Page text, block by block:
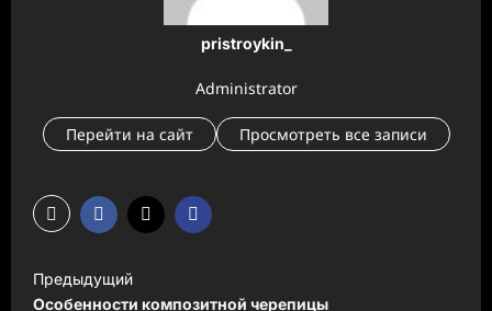
pristroykin_
Administrator
Перейти на сайт Просмотреть все записи
а
Предыдущий
Особенности композитной черепицы